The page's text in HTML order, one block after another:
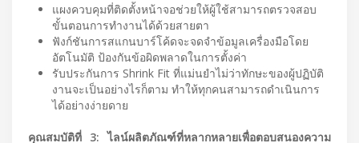
แผงควบคุมที่ติดตั้งหน้าจอช่วยให้ผู้ใช้สามารถตรวจสอบ
ขั้นตอนการทำงานได้ด้วยสายตา
ฟังก์ชันการสแกนบาร์โค้ดจะจดจำข้อมูลเครื่องมือโดย
อัตโนมัติ ป้องกันข้อผิดพลาดในการตั้งค่า
รับประกันการ Shrink Fit ที่แม่นยำไม่ว่าทักษะของผู้ปฏิบัติ
งานจะเป็นอย่างไรก็ตาม ทำให้ทุกคนสามารถดำเนินการ
ได้อย่างง่ายดาย
คุณสมบัติที่ 3: ไลน์ผลิตภัณฑ์ที่หลากหลายเพื่อตอบสนองความ